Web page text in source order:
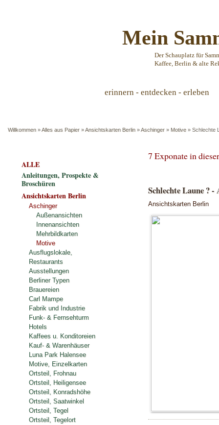
Mein
Der Schauplatz für
Kaffee, Berlin & alte
erinnern - entdecken - erleben
Willkommen »Alles aus Papier »Ansichtskarten Berlin »Aschinger » Motive » Schlechte
7 Exponate in
Schlechte Laune ?
Ansichtskarten Berlin
ALLE
Anleitungen, Prospekte &
Broschüren
Ansichtskarten Berlin
Aschinger
Außenansichten
Innenansichten
Mehrbildkarten
Motive
Ausflugslokale,
Restaurants
Ausstellungen
Berliner Typen
Brauereien
Carl Mampe
Fabrik und Industrie
Funk- & Fernsehturm
Hotels
Kaffees u. Konditoreien
Kauf- & Warenhäuser
Luna Park Halensee
Motive, Einzelkarten
Ortsteil, Frohnau
Ortsteil, Heiligensee
Ortsteil, Konradshöhe
Ortsteil, Saatwinkel
Ortsteil, Tegel
Ortsteil, Tegelort